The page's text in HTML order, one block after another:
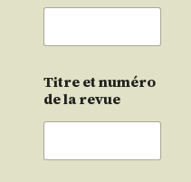
Titre et numéro
de la revue